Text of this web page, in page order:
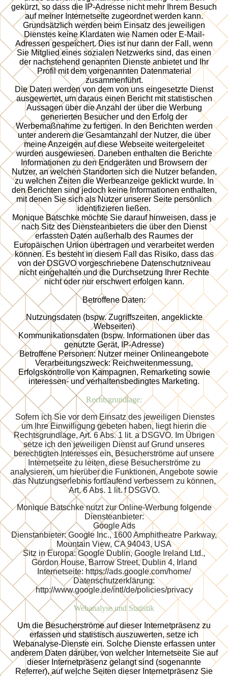
gekürzt, so dass die IP-Adresse nicht mehr Ihrem Besuch
auf meiner Internetseite zugeordnet werden kann.
Grundsätzlich werden beim Einsatz des jeweiligen
Dienstes keine Klardaten wie Namen oder E-Mail-
Adressen gespeichert. Dies ist nur dann der Fall, wenn
Sie Mitglied eines sozialen Netzwerks sind, das einen
der nachstehend genannten Dienste anbietet und Ihr
Profil mit dem vorgenannten Datenmaterial
zusammenführt.
Die Daten werden von dem von uns eingesetzte Dienst
ausgewertet, um daraus einen Bericht mit statistischen
Aussagen über die Anzahl der über die Werbung
generierten Besucher und den Erfolg der
Werbemaßnahme zu fertigen. In den Berichten werden
unter anderem die Gesamtanzahl der Nutzer, die über
meine Anzeigen auf diese Webseite weitergeleitet
wurden ausgewiesen. Daneben enthalten die Berichte
Informationen zu den Endgeräten und Browsern der
Nutzer, an welchen Standorten sich die Nutzer befanden,
zu welchen Zeiten die Werbeanzeige geklickt wurde. In
den Berichten sind jedoch keine Informationen enthalten,
mit denen Sie sich als Nutzer unserer Seite persönlich
identifizieren ließen.
Monique Batschke möchte Sie darauf hinweisen, dass je
nach Sitz des Diensteanbieters die über den Dienst
erfassten Daten außerhalb des Raumes der
Europäischen Union übertragen und verarbeitet werden
können. Es besteht in diesem Fall das Risiko, dass das
von der DSGVO vorgeschriebene Datenschutzniveau
nicht eingehalten und die Durchsetzung Ihrer Rechte
nicht oder nur erschwert erfolgen kann.
Betroffene Daten:
Nutzungsdaten (bspw. Zugriffszeiten, angeklickte
Webseiten)
Kommunikationsdaten (bspw. Informationen über das
genutzte Gerät, IP-Adresse)
Betroffene Personen: Nutzer meiner Onlineangebote
Verarbeitungszweck: Reichweitenmessung,
Erfolgskontrolle von Kampagnen, Remarketing sowie
interessen- und verhaltensbedingtesMarketing.
Rechtsgrundlage:
Sofern ich Sie vor dem Einsatz des jeweiligen Dienstes
um Ihre Einwilligung gebeten haben, liegt hierin die
Rechtsgrundlage, Art. 6 Abs. 1 lit. a DSGVO. Im Übrigen
setze ich den jeweiligen Dienst auf Grund unseres
berechtigten Interesses ein, Besucherströme auf unsere
Internetseite zu leiten, diese Besucherströme zu
analysieren, um hierüber die Funktionen, Angebote sowie
das Nutzungserlebnis fortlaufend verbessern zu können,
Art. 6 Abs. 1 lit. f DSGVO.
Monique Batschke nutzt zur Online-Werbung folgende
Diensteanbieter:
Google Ads
Dienstanbieter: Google Inc., 1600 Amphitheatre Parkway,
Mountain View, CA 94043, USA
Sitz in Europa: Google Dublin, Google Ireland Ltd.,
Gordon House, Barrow Street, Dublin 4, Irland
Internetseite: https://ads.google.com/home/
Datenschutzerklärung:
http://www.google.de/intl/de/policies/privacy
Webanalyse und Statistik
Um die Besucherströme auf dieser Internetpräsenz zu
erfassen und statistisch auszuwerten, setze ich
Webanalyse-Dienste ein. Solche Dienste erfassen unter
anderem Daten darüber, von welcher Internetseite Sie auf
dieser Internetpräsenz gelangt sind (sogenannte
Referrer), auf welche Seiten dieser Internetpräsenz Sie